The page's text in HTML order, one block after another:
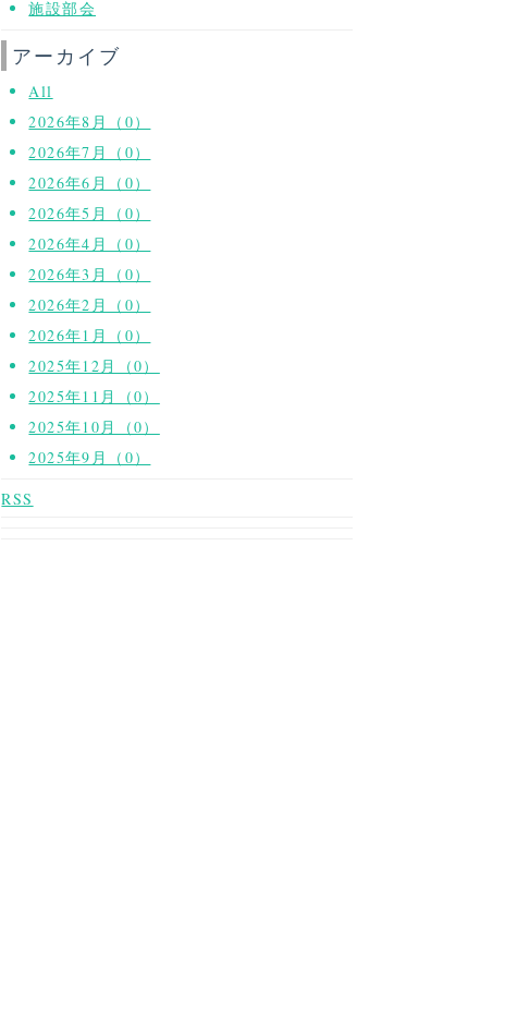
施設部会
アーカイブ
All
2026年8月（0）
2026年7月（0）
2026年6月（0）
2026年5月（0）
2026年4月（0）
2026年3月（0）
2026年2月（0）
2026年1月（0）
2025年12月（0）
2025年11月（0）
2025年10月（0）
2025年9月（0）
RSS